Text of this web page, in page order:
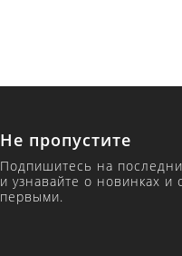
Не пропустите
Подпишитесь на
и узнавайте о новинках
первыми.